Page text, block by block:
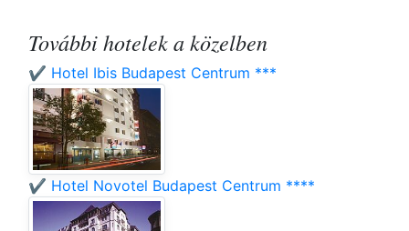
További hotelek a közelben
✔️ Hotel Ibis Budapest Centrum ***
✔️ Hotel Novotel Budapest Centrum ****